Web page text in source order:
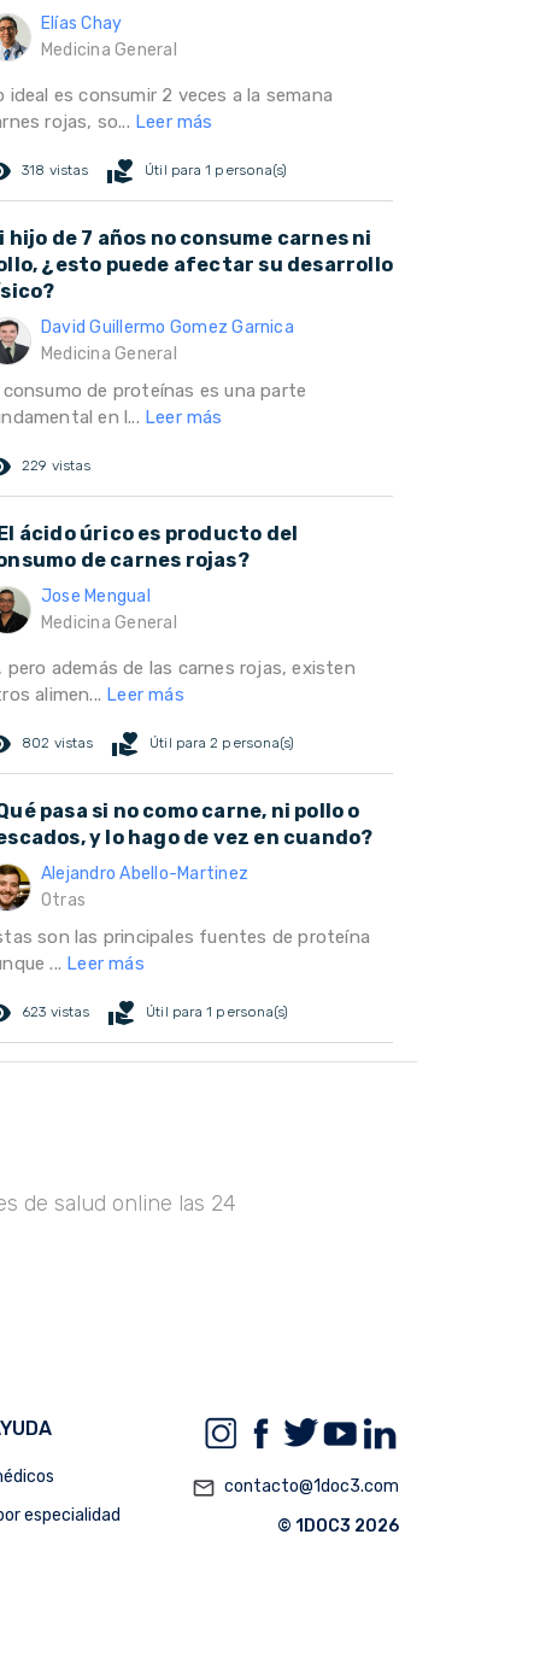
Elías Chay
Medicina General
ideal es consumir 2 veces a la semana
rojas, so... Leer más
318 vistas volunteer_activism Útil para 1 persona(s)
hijo de 7 años no consume carnes ni
¿esto puede afectar su desarrollo
David Guillermo Gomez Garnica
Medicina General
consumo de proteínas es una parte
en l... Leer más
229 vistas
ácido úrico es producto del
de carnes rojas?
Jose Mengual
Medicina General
pero además de las carnes rojas, existen
alimen... Leer más
802 vistas volunteer_activism Útil para 2 persona(s)
pasa si no como carne, ni pollo o
y lo hago de vez en cuando?
Alejandro Abello-Martinez
Otras
son las principales fuentes de proteína
... Leer más
623 vistas volunteer_activism Útil para 1 persona(s)
de salud online las 24
especialidad
mail_outline contacto@1doc3.com
© 1DOC3 2026